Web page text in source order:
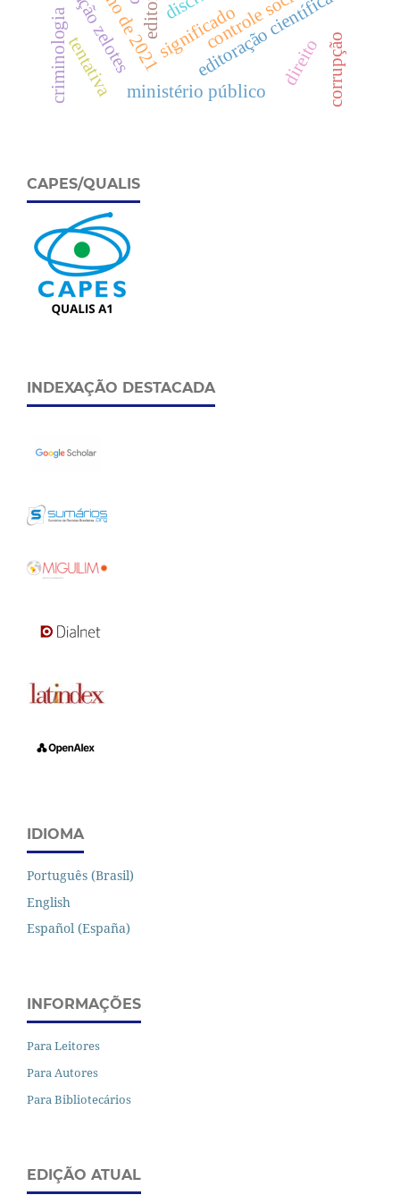
editoração científica
ministério público
significadocontrole social
corrupção
criminologia direito
tentativa
CAPES/QUALIS
INDEXAÇÃO DESTACADA
IDIOMA
Português (Brasil)
English
Español (España)
INFORMAÇÕES
Para Leitores
Para Autores
Para Bibliotecários
EDIÇÃO ATUAL